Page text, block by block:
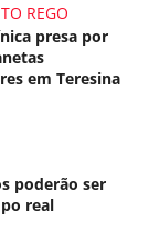
REGO
presa por
em Teresina
poderão ser
real